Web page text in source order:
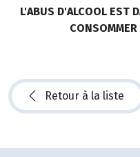
L'ABUS D'ALCOOL EST
Retour à la liste